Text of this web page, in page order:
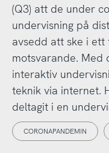
(Q3) att de under
undervisning på
avsedd att ske i
motsvarande. Med
interaktiv
teknik via internet.
deltagit i en
CORONAPANDEMIN